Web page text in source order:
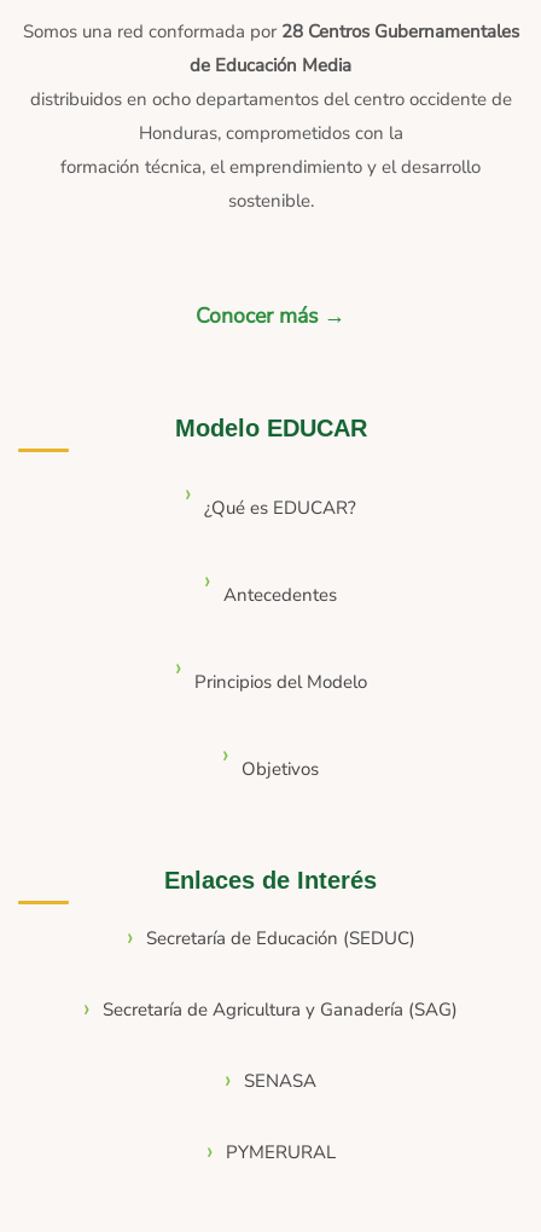
Somos una red conformada por 28 Centros Gubernamentales
de Educación Media
distribuidos en ocho departamentos del centro occidente de
Honduras, comprometidos con la
formación técnica, el emprendimiento y el desarrollo
sostenible.
Conocer más →
Modelo EDUCAR
¿Qué es EDUCAR?
Antecedentes
Principios del Modelo
Objetivos
Enlaces de Interés
Secretaría de Educación (SEDUC)
Secretaría de Agricultura y Ganadería (SAG)
SENASA
PYMERURAL